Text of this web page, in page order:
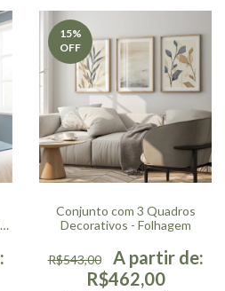
15%
OFF
Conjunto com 3 Quadros
Decorativos - Folhagem
R$543,00
R$462,00